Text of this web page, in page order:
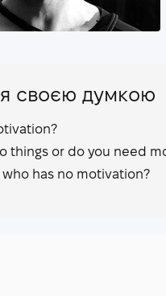
своєю думкою
things or do you need
has no motivation?